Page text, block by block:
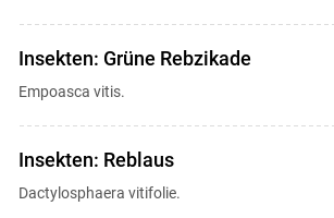
Insekten: Grüne Rebzikade
Empoasca vitis.
Insekten: Reblaus
Dactylosphaera vitifolie.